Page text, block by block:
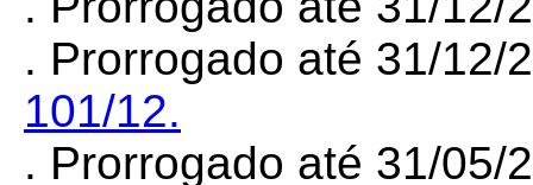
. Prorrogado até 31/12/
101/12.
. Prorrogado até 31/05/